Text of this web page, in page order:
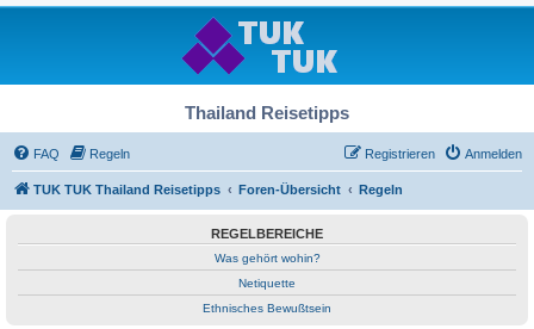
Thailand Reisetipps
FAQ Regeln Anmelden
Registrieren
TUK TUK Thailand Reisetipps Foren-Übersicht Regeln
REGELBEREICHE
Was gehört wohin?
Netiquette
Ethnisches Bewußtsein